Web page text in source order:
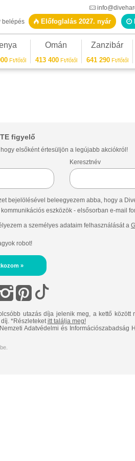
belépés
Előfoglalás 2027. nyár
Ft/főtől
Omán
413 400Ft/főtől
Zanzibár
641 290Ft/főtől
figyelő
hogy elsőként értesüljön a legújabb akciókról!
Keresztnév
bejelölésével beleegyezem abba, hogy a
eszközök - elsősorban e-mail
a személyes adataim felhasználását a
robot!
»
utazás díja jelenik meg, a kettő között
*Részleteketitt találja meg!
Adatvédelmi és Információszabadság